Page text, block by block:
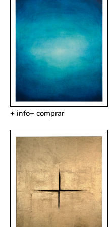
+ info+ comprar